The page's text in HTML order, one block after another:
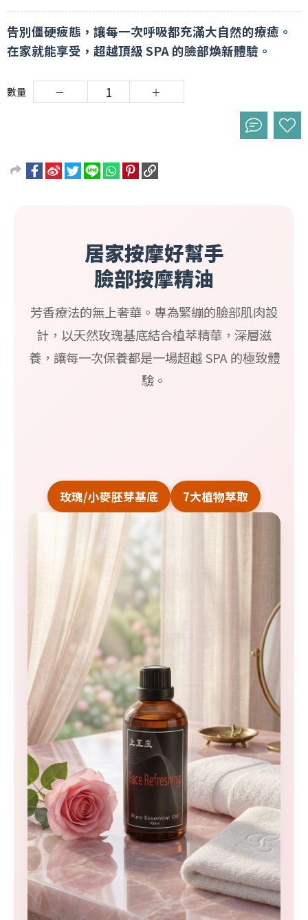
告別僵硬疲態，讓每一次呼吸都充滿大自然的療癒。
在家就能享受，超越頂級 SPA 的臉部煥新體驗。
數量
居家按摩好幫手
臉部按摩精油
芳香療法的無上奢華。專為緊繃的臉部肌肉設
計，以天然玫瑰基底結合植萃精華，深層滋
養，讓每一次保養都是一場超越 SPA 的極致體
驗。
玫瑰/小麥胚芽基底 7大植物萃取